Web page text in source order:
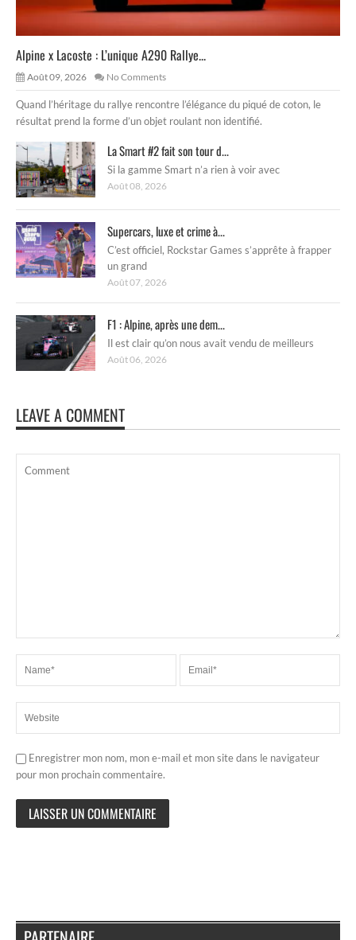
Alpine x Lacoste : L’unique A290 Rallye...
Août 09, 2026 No Comments
Quand l’héritage du rallye rencontre l’élégance du piqué de coton, le
résultat prend la forme d’un objet roulant non identifié.
La Smart #2 fait son tour d...
Si la gamme Smart n’a rien à voir avec
Août 08, 2026
Supercars, luxe et crime à...
C’est officiel, Rockstar Games s’apprête à frapper
un grand
Août 07, 2026
F1 : Alpine, après une dem...
Il est clair qu’on nous avait vendu de meilleurs
Août 06, 2026
LEAVE A COMMENT
Enregistrer mon nom, mon e-mail et mon site dans le navigateur
pour mon prochain commentaire.